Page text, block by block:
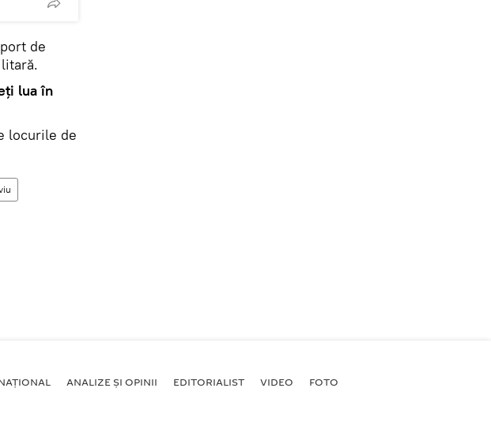
de
lua în
locurile de
ANALIZE ȘI OPINII EDITORIALIST VIDEO FOTO